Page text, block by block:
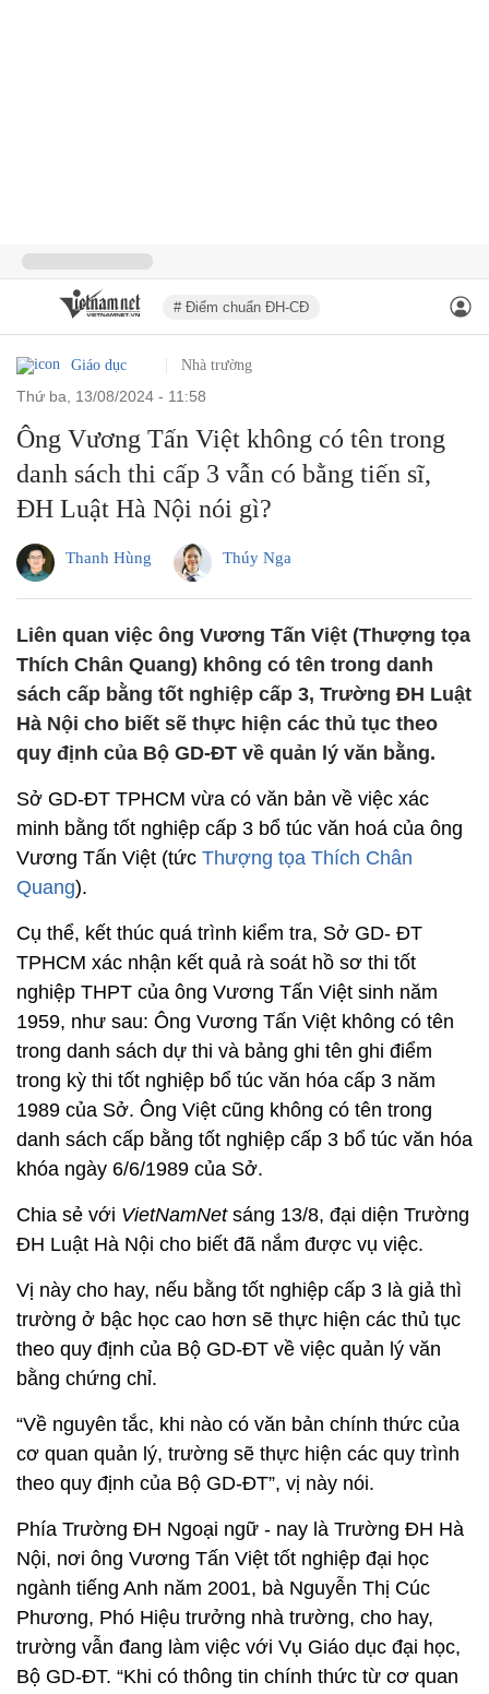
# Điểm chuẩn ĐH-CĐ
Giáo dục Nhà trường
thứ ba, 13/08/2024 - 11:58
Ông Vương Tấn Việt không có tên trong
danh sách thi cấp 3 vẫn có bằng tiến sĩ,
ĐH Luật Hà Nội nói gì?
Thanh Hùng Thúy Nga
Liên quan việc ông Vương Tấn Việt (Thượng tọa
Thích Chân Quang) không có tên trong danh
sách cấp bằng tốt nghiệp cấp 3, Trường ĐH Luật
Hà Nội cho biết sẽ thực hiện các thủ tục theo
quy định của Bộ GD-ĐT về quản lý văn bằng.
Sở GD-ĐT TPHCM vừa có văn bản về việc xác
minh bằng tốt nghiệp cấp 3 bổ túc văn hoá của ông
Vương Tấn Việt (tức Thượng tọa Thích Chân
Quang).
Cụ thể, kết thúc quá trình kiểm tra, Sở GD- ĐT
TPHCM xác nhận kết quả rà soát hồ sơ thi tốt
nghiệp THPT của ông Vương Tấn Việt sinh năm
1959, như sau: Ông Vương Tấn Việt không có tên
trong danh sách dự thi và bảng ghi tên ghi điểm
trong kỳ thi tốt nghiệp bổ túc văn hóa cấp 3 năm
1989 của Sở. Ông Việt cũng không có tên trong
danh sách cấp bằng tốt nghiệp cấp 3 bổ túc văn hóa
khóa ngày 6/6/1989 của Sở.
Chia sẻ với VietNamNet sáng 13/8, đại diện Trường
ĐH Luật Hà Nội cho biết đã nắm được vụ việc.
Vị này cho hay, nếu bằng tốt nghiệp cấp 3 là giả thì
trường ở bậc học cao hơn sẽ thực hiện các thủ tục
theo quy định của Bộ GD-ĐT về việc quản lý văn
bằng chứng chỉ.
“Về nguyên tắc, khi nào có văn bản chính thức của
cơ quan quản lý, trường sẽ thực hiện các quy trình
theo quy định của Bộ GD-ĐT”, vị này nói.
Phía Trường ĐH Ngoại ngữ - nay là Trường ĐH Hà
Nội, nơi ông Vương Tấn Việt tốt nghiệp đại học
ngành tiếng Anh năm 2001, bà Nguyễn Thị Cúc
Phương, Phó Hiệu trưởng nhà trường, cho hay,
trường vẫn đang làm việc với Vụ Giáo dục đại học,
Bộ GD-ĐT. “Khi có thông tin chính thức từ cơ quan